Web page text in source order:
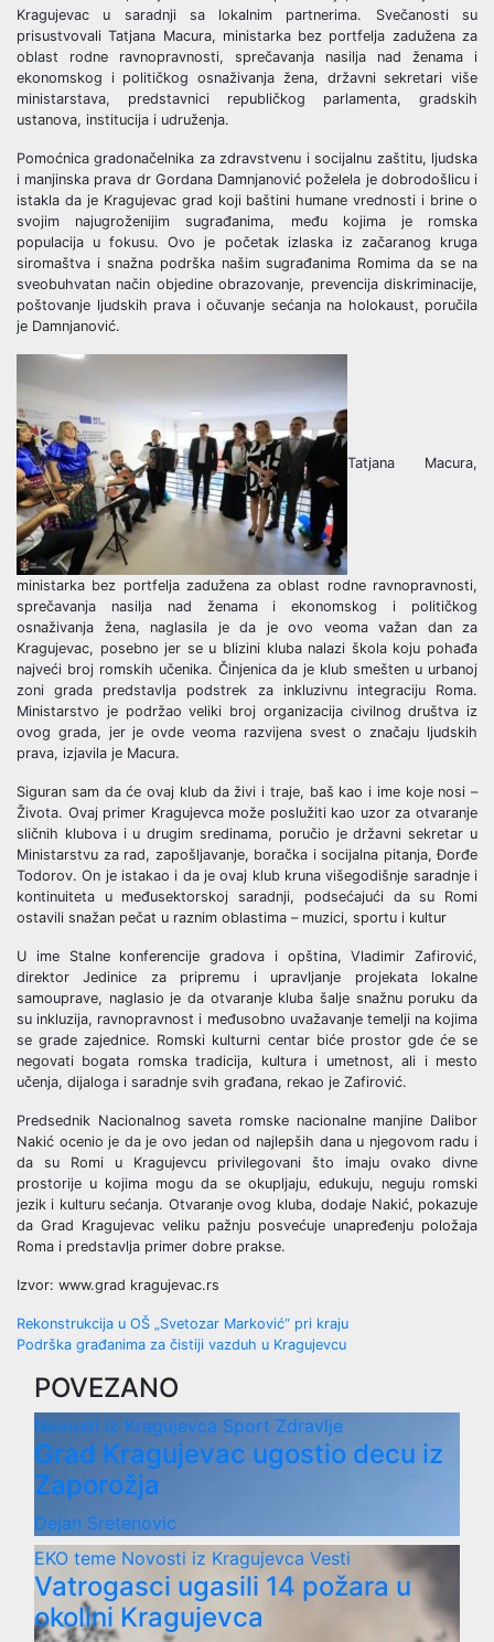
Kragujevac u saradnji sa lokalnim partnerima. Svečanosti su
prisustvovali Tatjana Macura, ministarka bez portfelja zadužena za
oblast rodne ravnopravnosti, sprečavanja nasilja nad ženama i
ekonomskog i političkog osnaživanja žena, državni sekretari više
ministarstava, predstavnici republičkog parlamenta, gradskih
ustanova, institucija i udruženja.
Pomoćnica gradonačelnika za zdravstvenu i socijalnu zaštitu, ljudska
i manjinska prava dr Gordana Damnjanović poželela je dobrodošlicu i
istakla da je Kragujevac grad koji baštini humane vrednosti i brine o
svojim najugroženijim sugrađanima, među kojima je romska
populacija u fokusu. Ovo je početak izlaska iz začaranog kruga
siromaštva i snažna podrška našim sugrađanima Romima da se na
sveobuhvatan način objedine obrazovanje, prevencija diskriminacije,
poštovanje ljudskih prava i očuvanje sećanja na holokaust, poručila
je Damnjanović.
Tatjana Macura,
ministarka bez portfelja zadužena za oblast rodne ravnopravnosti,
sprečavanja nasilja nad ženama i ekonomskog i političkog
osnaživanja žena, naglasila je da je ovo veoma važan dan za
Kragujevac, posebno jer se u blizini kluba nalazi škola koju pohađa
najveći broj romskih učenika. Činjenica da je klub smešten u urbanoj
zoni grada predstavlja podstrek za inkluzivnu integraciju Roma.
Ministarstvo je podržao veliki broj organizacija civilnog društva iz
ovog grada, jer je ovde veoma razvijena svest o značaju ljudskih
prava, izjavila je Macura.
Siguran sam da će ovaj klub da živi i traje, baš kao i ime koje nosi –
Života. Ovaj primer Kragujevca može poslužiti kao uzor za otvaranje
sličnih klubova i u drugim sredinama, poručio je državni sekretar u
Ministarstvu za rad, zapošljavanje, boračka i socijalna pitanja, Đorđe
Todorov. On je istakao i da je ovaj klub kruna višegodišnje saradnje i
kontinuiteta u međusektorskoj saradnji, podsećajući da su Romi
ostavili snažan pečat u raznim oblastima – muzici, sportu i kultur
U ime Stalne konferencije gradova i opština, Vladimir Zafirović,
direktor Jedinice za pripremu i upravljanje projekata lokalne
samouprave, naglasio je da otvaranje kluba šalje snažnu poruku da
su inkluzija, ravnopravnost i međusobno uvažavanje temelji na kojima
se grade zajednice. Romski kulturni centar biće prostor gde će se
negovati bogata romska tradicija, kultura i umetnost, ali i mesto
učenja, dijaloga i saradnje svih građana, rekao je Zafirović.
Predsednik Nacionalnog saveta romske nacionalne manjine Dalibor
Nakić ocenio je da je ovo jedan od najlepših dana u njegovom radu i
da su Romi u Kragujevcu privilegovani što imaju ovako divne
prostorije u kojima mogu da se okupljaju, edukuju, neguju romski
jezik i kulturu sećanja. Otvaranje ovog kluba, dodaje Nakić, pokazuje
da Grad Kragujevac veliku pažnju posvećuje unapređenju položaja
Roma i predstavlja primer dobre prakse.
Izvor: www.grad kragujevac.rs
Post
navigation
Rekonstrukcija u OŠ „Svetozar Marković“ pri kraju
Podrška građanima za čistiji vazduh u Kragujevcu
POVEZANO
Novosti iz Kragujevca Sport Zdravlje
Grad Kragujevac ugostio decu iz
Zaporožja
Dejan Sretenovic
EKO teme Novosti iz Kragujevca Vesti
Vatrogasci ugasili 14 požara u
okolini Kragujevca